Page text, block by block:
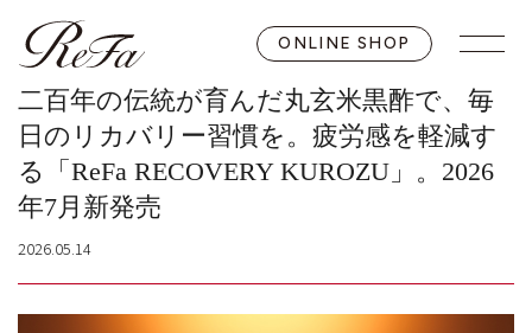
ONLINE SHOP
二百年の伝統が育んだ丸玄米黒酢で、毎
日のリカバリー習慣を。疲労感を軽減す
る「ReFa RECOVERY KUROZU」。2026
年7月新発売
2026.05.14